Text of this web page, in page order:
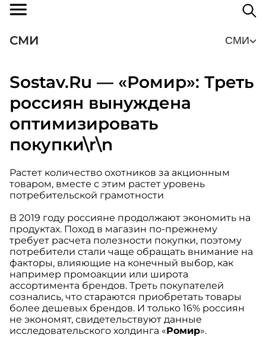
СМИ СМИ
Sostav.Ru — «Ромир»: Треть
россиян вынуждена
оптимизировать
покупки\r\n
Растет количество охотников за акционным
товаром, вместе с этим растет уровень
потребительской грамотности
В 2019 году россияне продолжают экономить на
продуктах. Поход в магазин по-прежнему
требует расчета полезности покупки, поэтому
потребители стали чаще обращать внимание на
факторы, влияющие на конечный выбор, как
например промоакции или широта
ассортимента брендов. Треть покупателей
сознались, что стараются приобретать товары
более дешевых брендов. И только 16% россиян
не экономят, свидетельствуют данные
исследовательского холдинга «Ромир».